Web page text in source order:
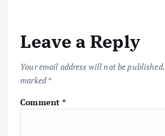
Leave a Reply
Your email address will not be published.
marked*
Comment*